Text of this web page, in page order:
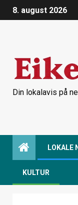
8. august 2026
Din lokalavis på
LOKALE
KULTUR